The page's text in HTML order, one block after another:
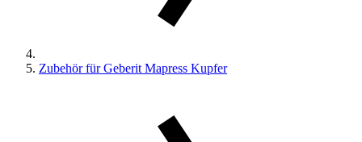
Zubehör für Geberit Mapress Kupfer